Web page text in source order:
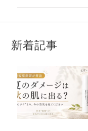
新着記事